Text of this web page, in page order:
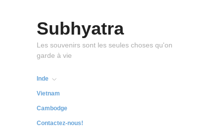
Subhyatra
Les souvenirs sont les seules choses qu'on
garde à vie
Inde
Vietnam
Cambodge
Contactez-nous!